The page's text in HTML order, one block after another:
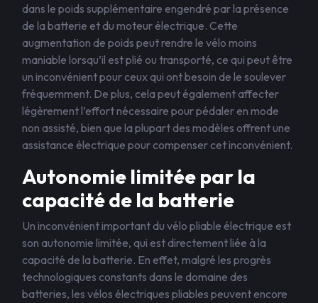
dans le poids supplémentaire engendré par la présence
de la batterie et du moteur électrique. Cette
augmentation de poids peut rendre le vélo moins
maniable lorsqu’il est plié ou transporté, ce qui peut être
un inconvénient pour ceux qui ont besoin de le soulever
fréquemment. De plus, cela peut également affecter
légèrement l’effort nécessaire pour pédaler en mode
non assisté, bien que la plupart des modèles offrent une
assistance électrique pour compenser cet inconvénient.
Autonomie limitée par la
capacité de la batterie
Un inconvénient important du vélo pliable électrique est
son autonomie limitée, qui est directement liée à la
capacité de la batterie. En effet, malgré les progrès
technologiques constants dans le domaine des
batteries, les vélos électriques pliables peuvent encore